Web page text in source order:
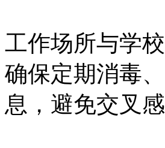
工作场所与学
确保定期消毒
息，避免交叉感